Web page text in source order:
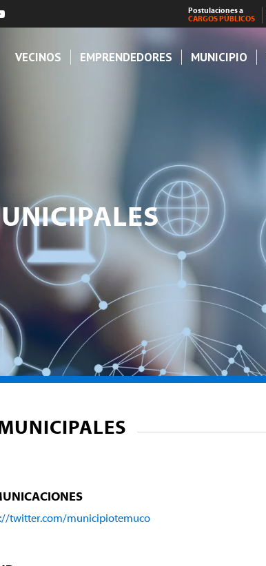
Postulaciones a
CARGOS PÚBLICOS
VECINOS EMPRENDEDORES MUNICIPIO
twitter.com/municipiotemuco